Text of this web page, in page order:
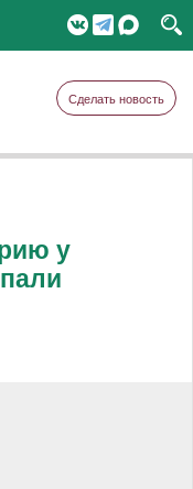
Сделать новость
у